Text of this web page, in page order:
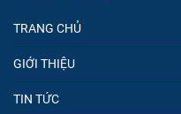
TRANG CHỦ
GIỚI THIỆU
TIN TỨC